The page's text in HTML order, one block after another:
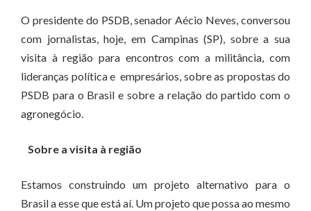
O presidente do PSDB, senador Aécio Neves, conversou
com jornalistas, hoje, em Campinas (SP), sobre a sua
visita à região para encontros com a militância, com
lideranças política e empresários, sobre as propostas do
PSDB para o Brasil e sobre a relação do partido com o
agronegócio.
Sobre a visita à região
Estamos construindo um projeto alternativo para o
Brasil a esse que está aí. Um projeto que possa ao mesmo